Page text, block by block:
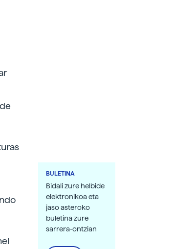
BULETINA
Bidali zure helbide
elektronikoa eta
jaso asteroko
buletina zure
sarrera-ontzian